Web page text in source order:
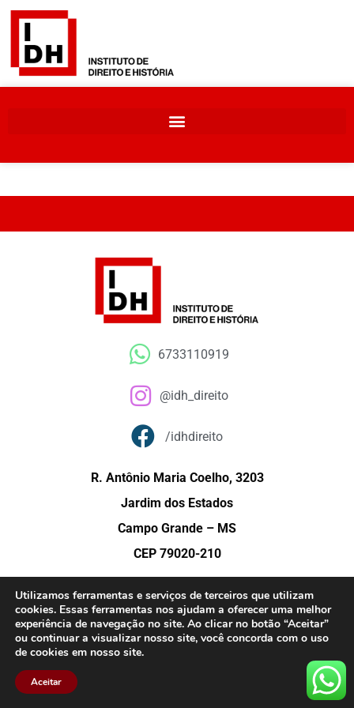
6733110919
@idh_direito
/idhdireito
R. Antônio Maria Coelho, 3203
Jardim dos Estados
Campo Grande – MS
CEP 79020-210
© Copyright 2015 – Instituto de Direito e História (IDH) – Todos os direitos
reservados.
Utilizamos ferramentas e serviços de terceiros que utilizam
cookies. Essas ferramentas nos ajudam a oferecer uma melhor
experiência de navegação no site. Ao clicar no botão “Aceitar”
ou continuar a visualizar nosso site, você concorda com o uso
de cookies em nosso site.
Aceitar